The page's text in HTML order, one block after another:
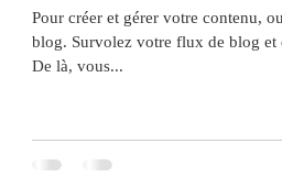
Pour créer et gérer votre contenu,
blog. Survolez votre flux de blog et
De là, vous...